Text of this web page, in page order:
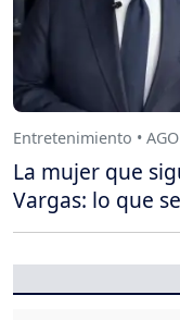
Entretenimiento •
La mujer que
Vargas: lo que